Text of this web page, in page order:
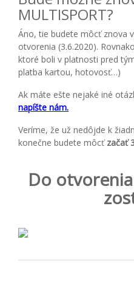
MULTISPORT?
Áno, tie budete môcť znova
otvorenia (3.6.2020).
ktoré boli v platnosti pred
platba kartou, hotovosť…)
Ak máte ešte nejaké iné
napíšte nám.
Veríme, že už nedôjde k
konečne budete môcťzačať
Do